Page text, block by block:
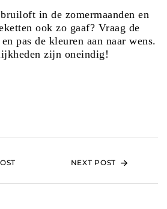
in de zomermaanden en
ook zo gaaf? Vraag de
pas de kleuren aan naar wens.
zijn oneindig!
NEXT POST